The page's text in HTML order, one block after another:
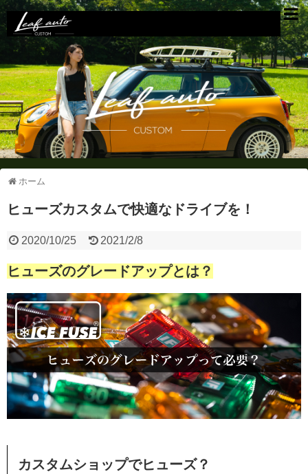
ホーム
ヒューズカスタムで快適なドライブを！
2020/10/25 2021/2/8
ヒューズのグレードアップとは？
カスタムショップでヒューズ？